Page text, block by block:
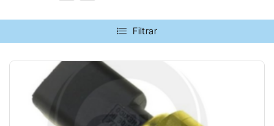
Filtrar